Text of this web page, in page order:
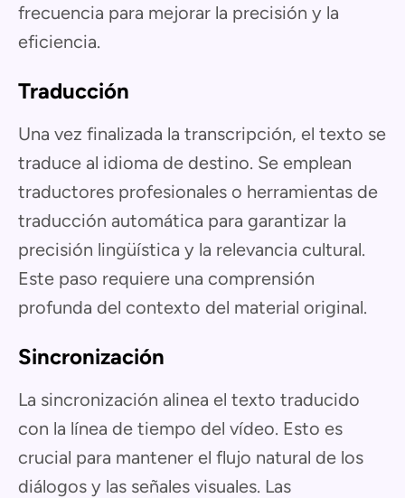
frecuencia para mejorar la precisión y la
eficiencia.
Traducción
Una vez finalizada la transcripción, el texto se
traduce al idioma de destino. Se emplean
traductores profesionales o herramientas de
traducción automática para garantizar la
precisión lingüística y la relevancia cultural.
Este paso requiere una comprensión
profunda del contexto del material original.
Sincronización
La sincronización alinea el texto traducido
con la línea de tiempo del vídeo. Esto es
crucial para mantener el flujo natural de los
diálogos y las señales visuales. Las